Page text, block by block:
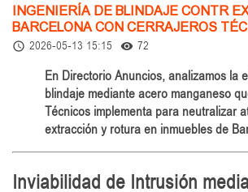
INGENIERÍA DE BLINDAJE CONTR
BARCELONA CON CERRAJEROS
access_time 2026-05-13 15:15 remove_red_eye 72
En Directorio Anuncios, analizamos la
blindaje mediante acero manganeso
Técnicos implementa para neutralizar
extracción y rotura en inmuebles de
Inviabilidad de Intrusión